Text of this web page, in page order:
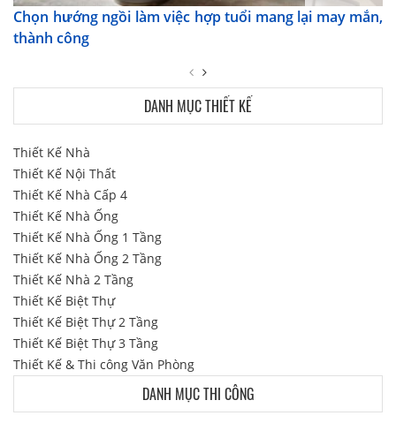
Chọn hướng ngồi làm việc hợp tuổi mang lại may mắn,
thành công
DANH MỤC THIẾT KẾ
Thiết Kế Nhà
Thiết Kế Nội Thất
Thiết Kế Nhà Cấp 4
Thiết Kế Nhà Ống
Thiết Kế Nhà Ống 1 Tầng
Thiết Kế Nhà Ống 2 Tầng
Thiết Kế Nhà 2 Tầng
Thiết Kế Biệt Thự
Thiết Kế Biệt Thự 2 Tầng
Thiết Kế Biệt Thự 3 Tầng
Thiết Kế & Thi công Văn Phòng
DANH MỤC THI CÔNG